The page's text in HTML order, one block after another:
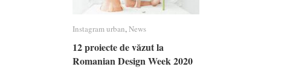
Instagram urban,News
12 proiecte de văzut la
Romanian Design Week 2020
Instagram urban News
12 proiecte de văzut la
Romanian Design Week 2020